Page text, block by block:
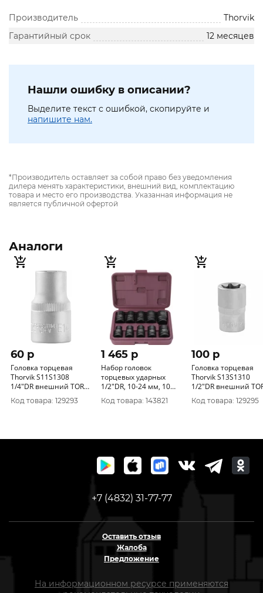
Производитель
Thorvik
Гарантийный срок
12 месяцев
Нашли ошибку в описании?
Выделите текст с ошибкой, скопируйте и
напишите нам.
*Производитель оставляет за собой право без уведомления
дилера менять характеристики, внешний вид, комплектацию
товара и место его производства. Указанная информация не
является публичной офертой
Аналоги
60 p
Головка торцевая
Thorvik S11S1308
1/4"DR внешний TORX
Е8
Код товара: 129293
1 465 p
Набор головок
торцевых ударных
1/2"DR, 10-24 мм, 10
предметов-1
S23S1110S
Код товара: 143821
100 p
Головка торцевая
Thorvik S13S1310
1/2"DR внешний
Е10
Код товара: 129295
+7 (4832) 31-77-77
Оставить отзыв
Жалоба
Предложение
На информационном ресурсе применяются